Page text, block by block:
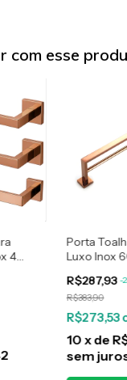
com esse
4
Porta
Luxo Inox
R$287,93 -
R$383,90
R$273,53
10 xde
sem